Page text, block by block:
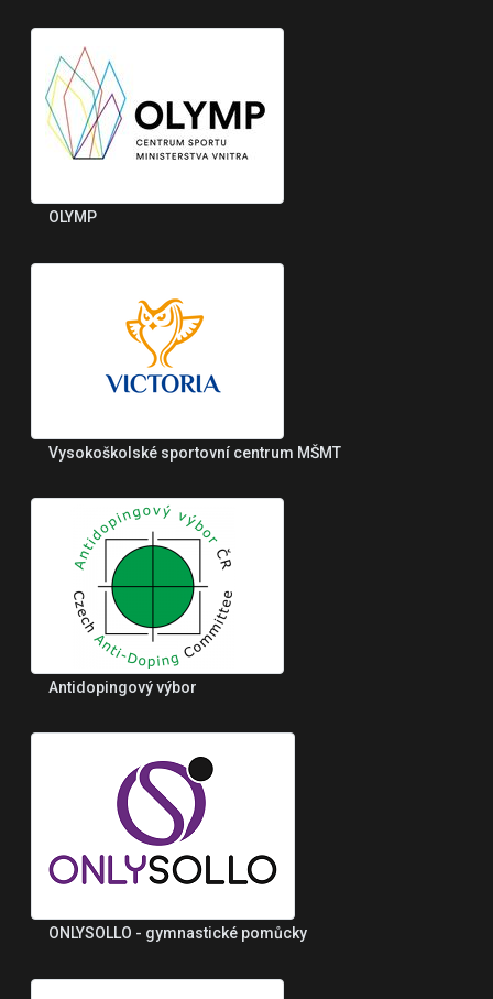
OLYMP
Vysokoškolské sportovní centrum MŠMT
Antidopingový výbor
ONLYSOLLO - gymnastické pomůcky